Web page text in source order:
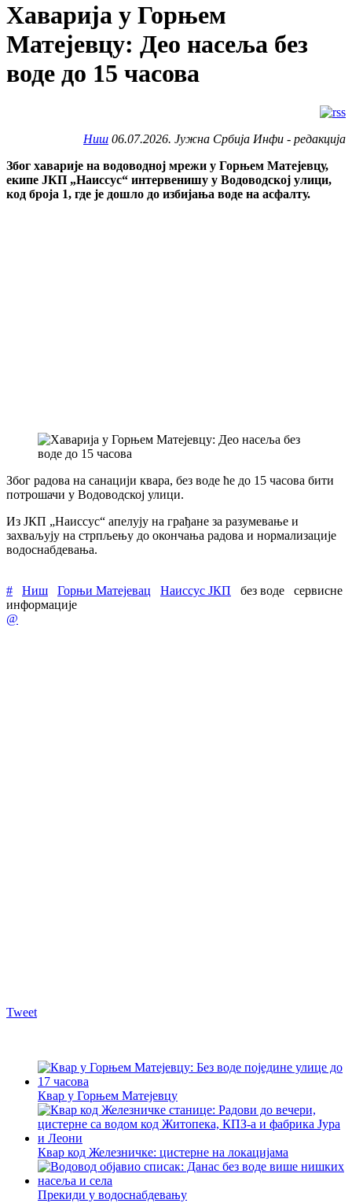
Хаварија у Горњем
Матејевцу: Део насеља без
воде до 15 часова
Ниш 06.07.2026. Јужна Србија Инфи - редакција
Због хаварије на водоводној мрежи у Горњем Матејевцу,
екипе ЈКП „Наиссус“ интервенишу у Водоводској улици,
код броја 1, где је дошло до избијања воде на асфалту.
Због радова на санацији квара, без воде ће до 15 часова бити
потрошачи у Водоводској улици.
Из ЈКП „Наиссус“ апелују на грађане за разумевање и
захваљују на стрпљењу до окончања радова и нормализације
водоснабдевања.
# Ниш Горњи Матејевац Наиссус ЈКП без воде
сервисне
информације
@
Tweet
Квар у Горњем Матејевцу
Квар код Железничке: цистерне на локацијама
Прекиди у водоснабдевању